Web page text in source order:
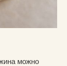
можно